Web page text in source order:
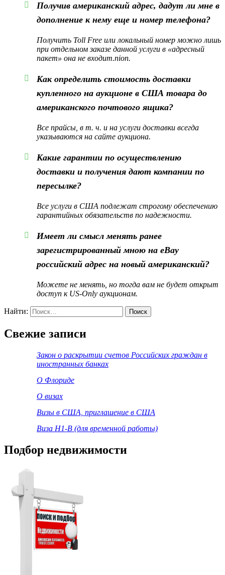
Получив американский адрес, дадут ли мне в
дополнение к нему еще и номер телефона?
Получить Toll Free или локальный номер можно лишь
при отдельном заказе данной услуги в «адресный
пакет» она не входит.nion.
Как определить стоимость доставки
купленного на аукционе в США товара до
американского почтового ящика?
Все прайсы, в т. ч. и на услуги доставки всегда
указываются на сайте аукциона.
Какие гарантии по осуществлению
доставки и получения дают компании по
пересылке?
Все услуги в США подлежат строгому обеспечению
гарантийных обязательств по надежности.
Имеет ли смысл менять ранее
зарегистрированный мною на eBay
российский адрес на новый американский?
Можете не менять, но тогда вам не будет открыт
доступ к US-Only аукционам.
Найти:
Свежие записи
Закон о раскрытии счетов Российских граждан в
иностранных банках
О Флориде
О визах
Визы в США, приглашение в США
Виза Н1-В (для временной работы)
Подбор недвижимости